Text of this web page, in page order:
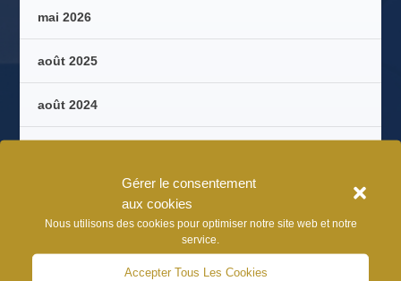
Gérer le consentement
aux cookies
Nous utilisons des cookies pour optimiser notre site web et notre
service.
Accepter Tous Les Cookies
mai 2026
août 2025
août 2024